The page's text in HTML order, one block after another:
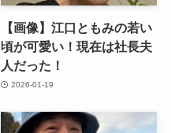
【画像】江口ともみの若い
頃が可愛い！現在は社長夫
人だった！
2026-01-19